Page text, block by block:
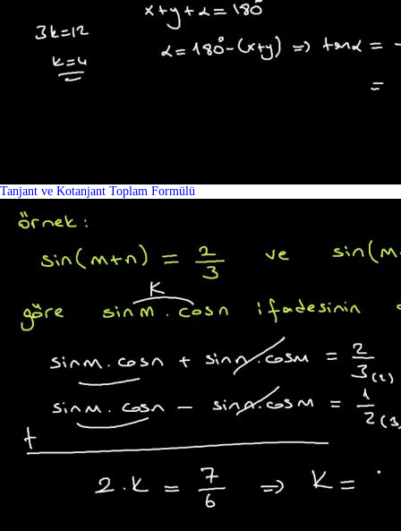
Tanjant ve Kotanjant Toplam Formülü